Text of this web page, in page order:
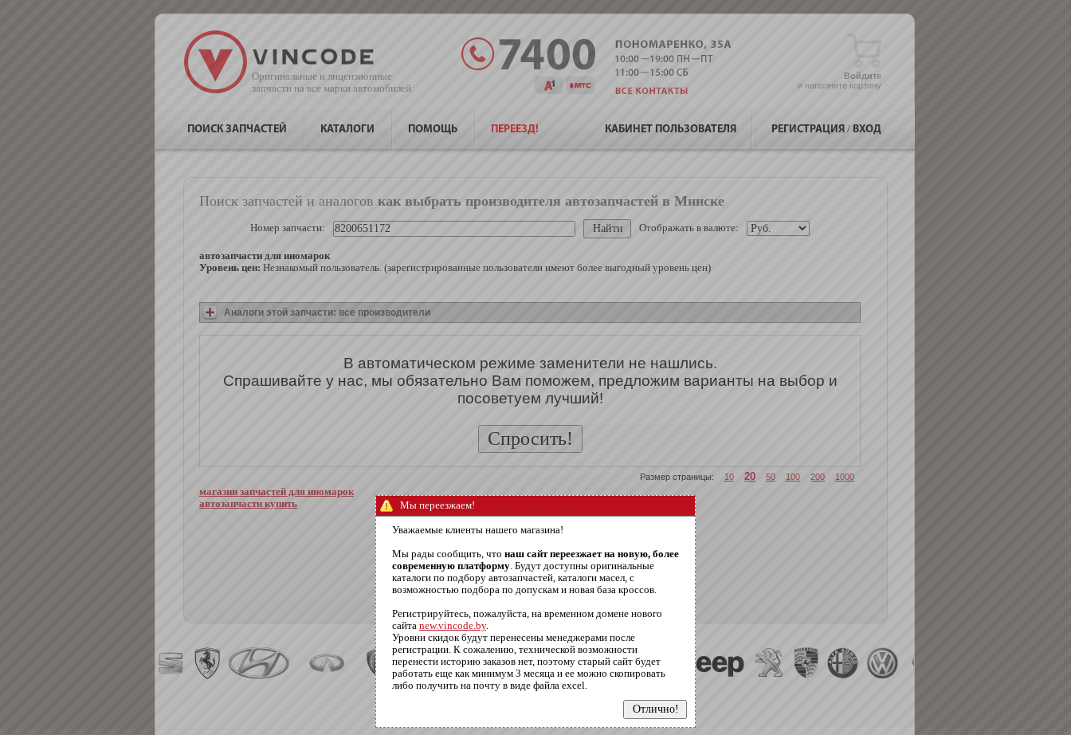
Оригинальные и лицензионные
запчасти на все марки автомобилей
Войдите
и наполните корзину
РЕГИСТРАЦИЯ / ВХОД
ПОИСК ЗАПЧАСТЕЙ КАТАЛОГИ ПОМОЩЬ ПЕРЕЕЗД! КАБИНЕТ ПОЛЬЗОВАТЕЛЯ
Поиск запчастей и аналогов как выбрать производителя автозапчастей в Минске
Мы переезжаем!
Уважаемые клиенты нашего магазина!
Мы рады сообщить, что наш сайт переезжает на новую, более
современную платформу . Будут доступны оригинальные
каталоги по подбору автозапчастей, каталоги масел, с
возможностью подбора по допускам и новая база кроссов.
Регистрируйтесь, пожалуйста, на временном домене нового
сайта new.vincode.by.
Уровни скидок будут перенесены менеджерами после
регистрации. К сожалению, технической возможности
перенести историю заказов нет, поэтому старый сайт будет
работать еще как минимум 3 месяца и ее можно скопировать
либо получить на почту в виде файла excel.
Номер запчасти: Отображать в валюте:
автозапчасти для иномарок
Уровень цен: Незнакомый пользователь. (зарегистрированные пользователи имеют более выгодный уровень цен)
Аналоги этой запчасти: все производители
В автоматическом режиме заменители не нашлись.
Спрашивайте у нас, мы обязательно Вам поможем, предложим варианты на выбор и
посоветуем лучший!
Размер страницы: 10 20 50 100 200 1000
магазин запчастей для иномарок
автозапчасти купить